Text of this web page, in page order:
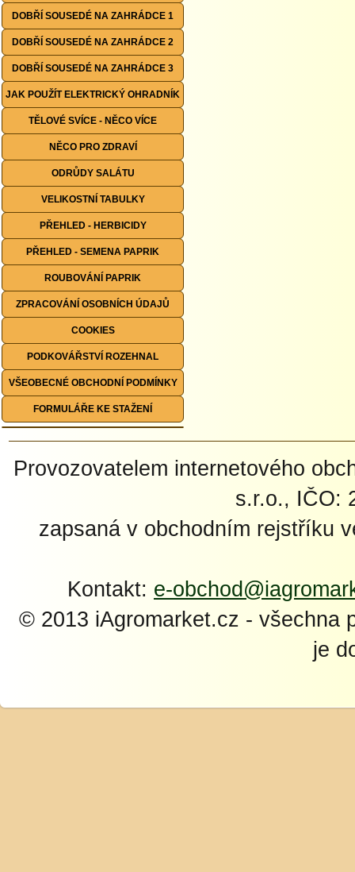
DOBŘÍ SOUSEDÉ NA ZAHRÁDCE 1
DOBŘÍ SOUSEDÉ NA ZAHRÁDCE 2
DOBŘÍ SOUSEDÉ NA ZAHRÁDCE 3
JAK POUŽÍT ELEKTRICKÝ OHRADNÍK
TĚLOVÉ SVÍCE - NĚCO VÍCE
NĚCO PRO ZDRAVÍ
ODRŮDY SALÁTU
VELIKOSTNÍ TABULKY
PŘEHLED - HERBICIDY
PŘEHLED - SEMENA PAPRIK
ROUBOVÁNÍ PAPRIK
ZPRACOVÁNÍ OSOBNÍCH ÚDAJŮ
COOKIES
PODKOVÁŘSTVÍ ROZEHNAL
VŠEOBECNÉ OBCHODNÍ PODMÍNKY
FORMULÁŘE KE STAŽENÍ
Provozovatelem internetového
s.r.o., IČO:
zapsaná v obchodním rejstříku
Kontakt: e-
© 2013 iAgromarket.cz - všechna
je